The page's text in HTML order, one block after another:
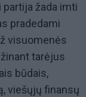
žada imti
pradedami
visuomenės
tarėjus
būdais,
viešųjų finansų